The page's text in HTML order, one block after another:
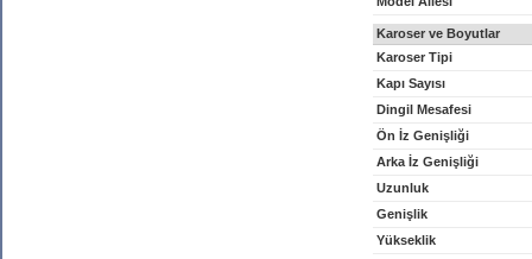
Karoser ve Boyutlar
Karoser Tipi
Kapı Sayısı
Dingil Mesafesi
Ön İz Genişliği
Arka İz Genişliği
Uzunluk
Genişlik
Yükseklik